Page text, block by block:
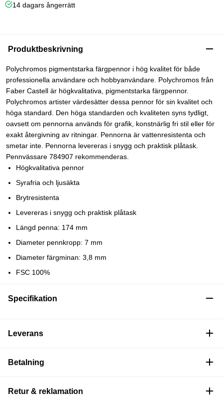
14 dagars ångerrätt
Produktbeskrivning
Polychromos pigmentstarka färgpennor i hög kvalitet för både
professionella användare och hobbyanvändare. Polychromos från
Faber Castell är högkvalitativa, pigmentstarka färgpennor.
Polychromos artister värdesätter dessa pennor för sin kvalitet och
höga standard. Den höga standarden och kvaliteten syns tydligt,
oavsett om pennorna används för grafik, konstnärlig fri stil eller för
exakt återgivning av ritningar. Pennorna är vattenresistenta och
smetar inte. Pennorna levereras i snygg och praktisk plåtask.
Pennvässare 784907 rekommenderas.
Högkvalitativa pennor
Syrafria och ljusäkta
Brytresistenta
Levereras i snygg och praktisk plåtask
Längd penna: 174 mm
Diameter pennkropp: 7 mm
Diameter färgminan: 3,8 mm
FSC 100%
Specifikation
Leverans
Betalning
Retur & reklamation